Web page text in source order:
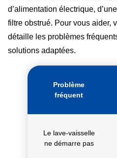
d’alimentation électrique,
filtre obstrué. Pour vous aider,
détaille les problèmes
solutions adaptées.
Problème
fréquent
Le lave-vaisselle
ne démarre pas